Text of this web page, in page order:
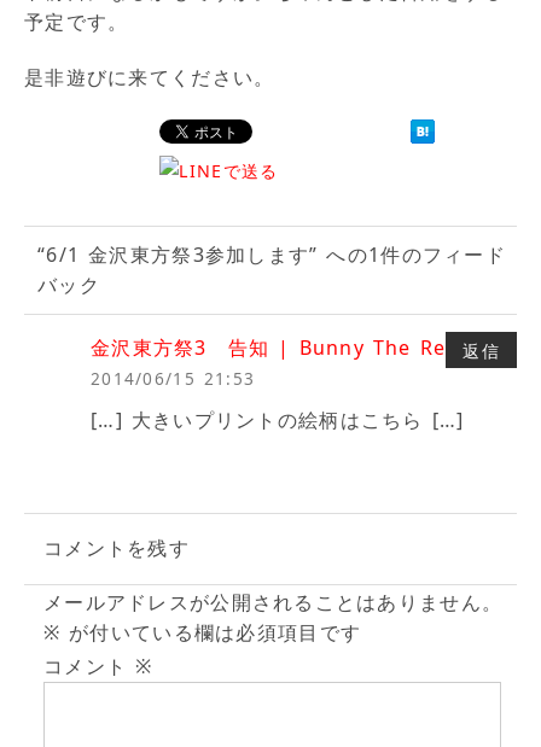
予定です。
是非遊びに来てください。
“6/1 金沢東方祭3参加します” への1件のフィード
バック
金沢東方祭3 告知 | Bunny The Red より:
2014/06/15 21:53
[…] 大きいプリントの絵柄はこちら […]
返信
コメントを残す
メールアドレスが公開されることはありません。
※ が付いている欄は必須項目です
コメント ※